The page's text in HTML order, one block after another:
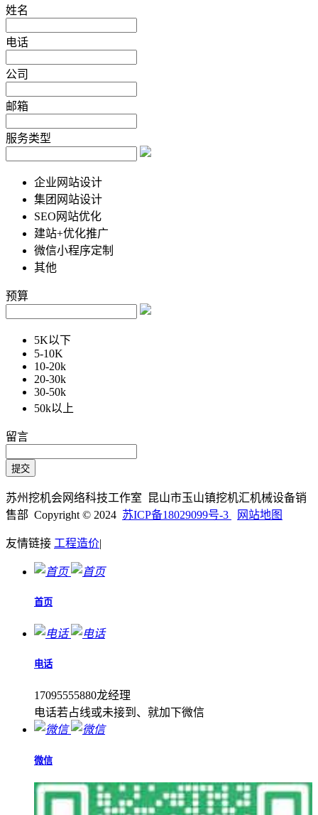
姓名
电话
公司
邮箱
服务类型
企业网站设计
集团网站设计
SEO网站优化
建站+优化推广
微信小程序定制
其他
预算
5K以下
5-10K
10-20k
20-30k
30-50k
50k以上
留言
苏州挖机会网络科技工作室 昆山市玉山镇挖机汇机械设备销
售部 Copyright © 2024 苏ICP备18029099号-3 网站地图
友情链接 工程造价|
首页
电话
17095555880龙经理
电话若占线或未接到、就加下微信
微信